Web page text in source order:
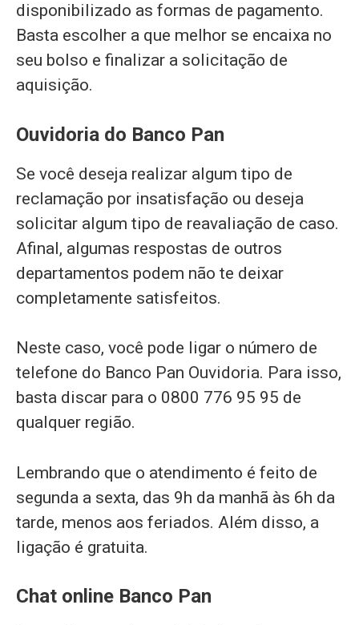
disponibilizado as formas de pagamento.
Basta escolher a que melhor se encaixa no
seu bolso e finalizar a solicitação de
aquisição.
Ouvidoria do Banco Pan
Se você deseja realizar algum tipo de
reclamação por insatisfação ou deseja
solicitar algum tipo de reavaliação de caso.
Afinal, algumas respostas de outros
departamentos podem não te deixar
completamente satisfeitos.
Neste caso, você pode ligar o número de
telefone do Banco Pan Ouvidoria. Para isso,
basta discar para o 0800 776 95 95 de
qualquer região.
Lembrando que o atendimento é feito de
segunda a sexta, das 9h da manhã às 6h da
tarde, menos aos feriados. Além disso, a
ligação é gratuita.
Chat online Banco Pan